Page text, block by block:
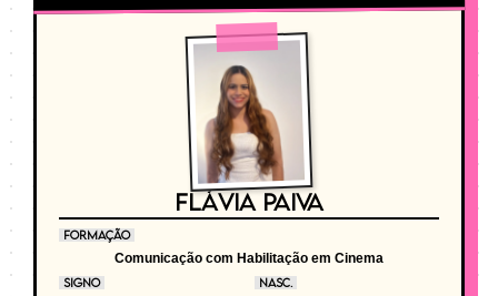
FLÁVIA PAIVA
FORMAÇÃO
Comunicação com Habilitação em Cinema
SIGNO NASC.